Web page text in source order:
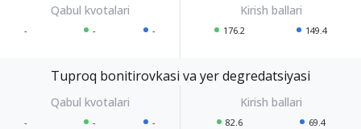
- - - 176.2 149.4
Tuproq bonitirovkasi va yer degredatsiyasi
- - - 82.6 69.4